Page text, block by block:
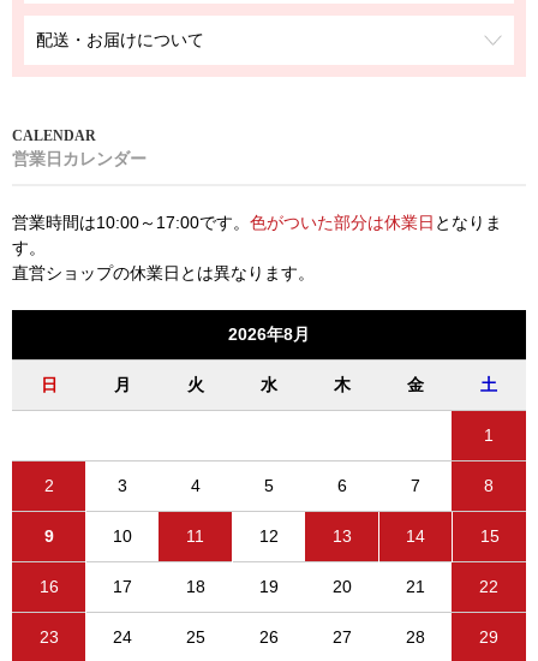
配送・お届けについて
営業日カレンダー
営業時間は10:00～17:00です。 色がついた部分は休業日 となりま
す。
直営ショップの休業日とは異なります。
2026年8月
日 月 火 水 木 金 土
1
2 3 4 5 6 7 8
9 10 11 12 13 14 15
16 17 18 19 20 21 22
23 24 25 26 27 28 29